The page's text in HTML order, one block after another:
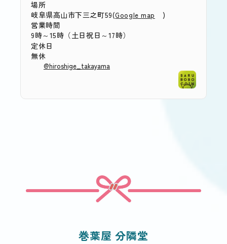
場所
岐阜県高山市下三之町59(Google map
)
営業時間
9時～15時 （土日祝日～17時）
定休日
無休
@hiroshige_takayama
巻葉屋 分隣堂